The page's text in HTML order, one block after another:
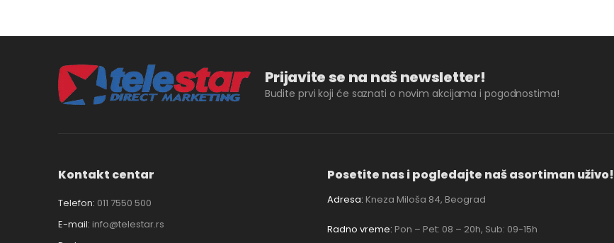
Prijavite se na naš newsletter!
Budite prvi koji će saznati o novim akcijama i pogodnostima!
Kontakt centar
Telefon: 011 7550 500
E-mail: info@telestar.rs
Posetite nas i pogledajte naš asortiman uživo!
Adresa: Kneza Miloša 84, Beograd
Radno vreme: Pon – Pet: 08 – 20h, Sub: 09-15h